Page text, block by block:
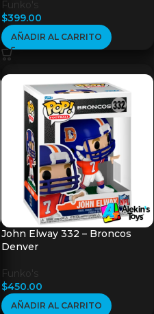
Funko's
$399.00
AÑADIR AL CARRITO
John Elway 332 – Broncos
Denver
Funko's
$450.00
AÑADIR AL CARRITO